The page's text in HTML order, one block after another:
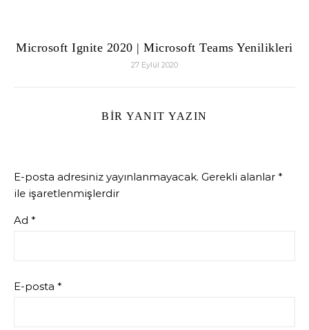
Microsoft Ignite 2020 | Microsoft Teams Yenilikleri
27 Eylül 2020
BIR YANIT YAZIN
E-posta adresiniz yayınlanmayacak. Gerekli alanlar *
ile işaretlenmişlerdir
Ad *
E-posta *